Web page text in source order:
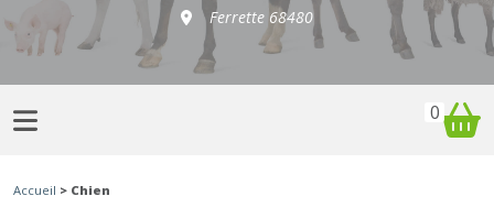
Ferrette 68480
0
Accueil > Chien